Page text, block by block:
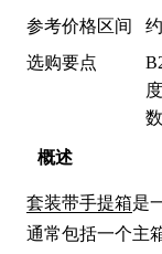
概述
套装带手提箱是
通常包括一个主
参考价格区间
选购要点
数